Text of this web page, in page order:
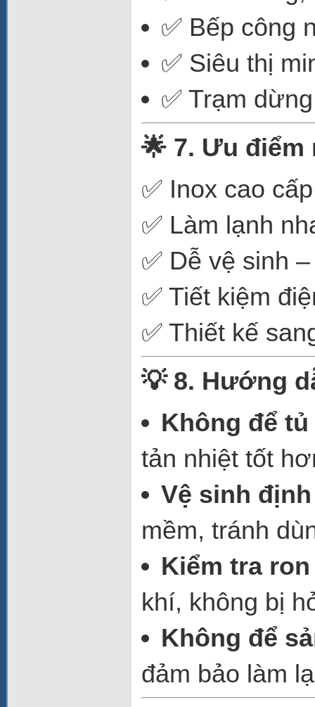
✅ Bếp công
✅ Siêu thị
✅ Trạm
🌟 7. Ưu điểm
✅ Inox cao
✅ Làm lạnh
✅ Dễ vệ sinh
✅ Tiết kiệm
✅ Thiết kế
💡 8. Hướng
Không để
tản nhiệt tốt
Vệ sinh
mềm, tránh
Kiểm tra
khí, không bị
Không để
đảm bảo làm